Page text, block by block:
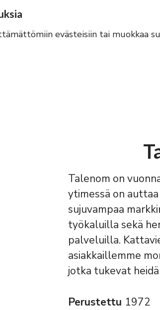
evästeisiin tai muokkaa
Talenom on
ytimessä on
sujuvampaa
työkaluilla sekä
palveluilla.
asiakkaillemme
jotka tukevat
Perustettu 1972